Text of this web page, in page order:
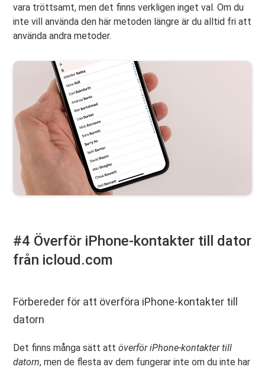
vara tröttsamt, men det finns verkligen inget val. Om du
inte vill använda den här metoden längre är du alltid fri att
använda andra metoder.
#4 Överför iPhone-kontakter till dator
från icloud.com
Förbereder för att överföra iPhone-kontakter till
datorn
Det finns många sätt attöverför iPhone-kontakter till
datorn, men de flesta av dem fungerar inte om du inte har